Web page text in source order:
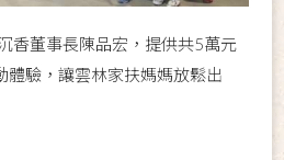
香董事長陳品宏，提供共5萬元
體驗，讓雲林家扶媽媽放鬆出